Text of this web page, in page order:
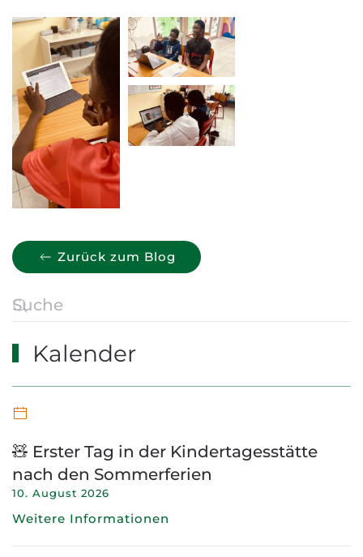
Zurück zum Blog
Kalender
🧸 Erster Tag in der Kindertagesstätte
nach den Sommerferien
10. August 2026
Weitere Informationen